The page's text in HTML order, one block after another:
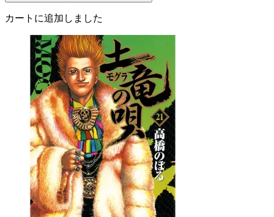
カートに追加しました